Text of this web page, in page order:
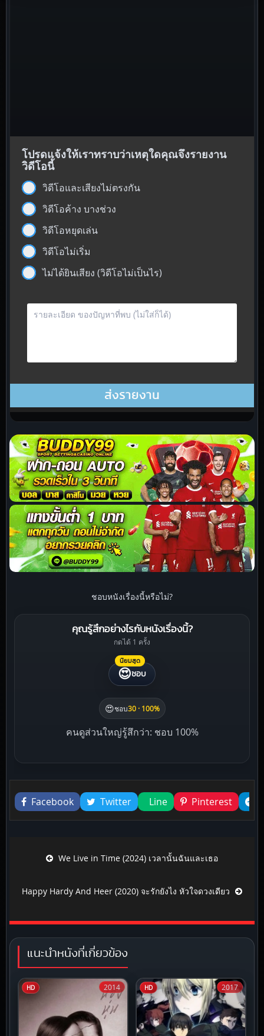
โปรดแจ้งให้เราทราบว่าเหตุใดคุณจึงรายงาน
วิดีโอนี้
วิดีโอและเสียงไม่ตรงกัน
วิดีโอค้าง บางช่วง
วิดีโอหยุดเล่น
วิดีโอไม่เริ่ม
ไม่ได้ยินเสียง (วิดีโอไม่เป็นไร)
ชอบหนังเรื่องนี้หรือไม่?
คุณรู้สึกอย่างไรกับหนังเรื่องนี้?
กดได้ 1 ครั้ง
นิยมสุด
😍ชอบ
😍ชอบ30 · 100%
คนดูส่วนใหญ่รู้สึกว่า: ชอบ 100%
Liked this
Facebook
Twitter Line Pinterest
Post navigationWe Live in Time (2024) เวลานั้นฉันและเธอ
Happy Hardy And Heer (2020) จะรักยังไง หัวใจดวงเดียว
แนะนำหนังที่เกี่ยวข้อง
HD 2014 HD 2017